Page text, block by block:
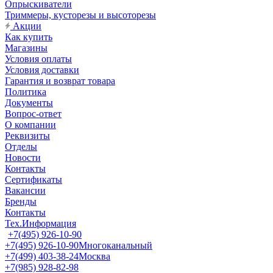
Опрыскиватели
Триммеры, кусторезы и высоторезы
Акции
Как купить
Магазины
Условия оплаты
Условия доставки
Гарантия и возврат товара
Политика
Документы
Вопрос-ответ
О компании
Реквизиты
Отделы
Новости
Контакты
Сертификаты
Вакансии
Бренды
Контакты
Тех.Информация
+7(495) 926-10-90
+7(495) 926-10-90Многоканальный
+7(499) 403-38-24Москва
+7(985) 928-82-98